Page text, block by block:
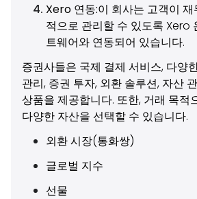
Xero 연동:이 회사는 고객이
적으로 관리할 수 있도록 Xero
트웨어와 연동되어 있습니다.
증권사들은 국제 결제 서비스, 다양
관리, 증권 투자, 외환 솔루션, 자산
상품을 제공합니다. 또한, 거래 목적
다양한 자산을 선택할 수 있습니다.
외환 시장(통화쌍)
글로벌 지수
선물